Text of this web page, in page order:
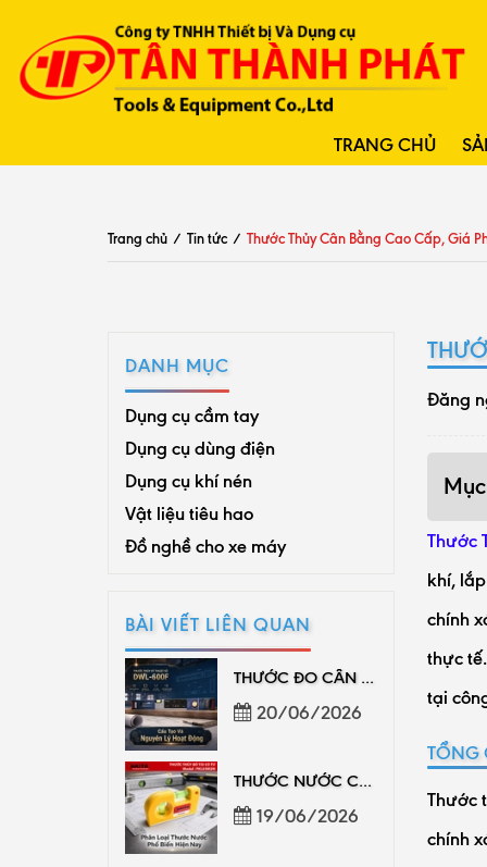
TRANG CHỦ
Trang chủ / Tin tức / Thước Thủy Cân Bằng Cao Cấp, Giá
Đăng
Thước
khí,
chính
thực
tại
TỔNG
Thước
chính
DANH MỤC
Dụng cụ cầm tay
Dụng cụ dùng điện
Dụng cụ khí nén
Vật liệu tiêu hao
Đồ nghề cho xe máy
BÀI VIẾT LIÊN QUAN
THƯỚC ĐO CÂN BẰNG CHÍNH HÃNG, ĐO CHUẨN DỄ DÙNG
20/06/2026
THƯỚC NƯỚC CHÍNH HÃNG, ĐO CÂN BẰNG CHUẨN
19/06/2026